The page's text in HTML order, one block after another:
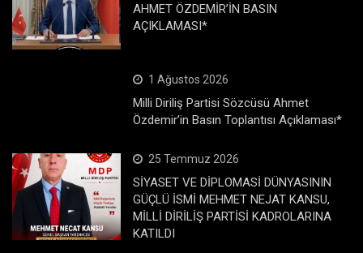
AHMET ÖZDEMİR’İN BASIN
AÇIKLAMASI*
1 Ağustos 2026
Milli Diriliş Partisi Sözcüsü Ahmet
Özdemir’in Basın Toplantısı Açıklaması*
25 Temmuz 2026
SİYASET VE DİPLOMASİ DÜNYASININ
GÜÇLÜ İSMİ MEHMET NEJAT KANSU,
MİLLİ DİRİLİŞ PARTİSİ KADROLARINA
KATILDI